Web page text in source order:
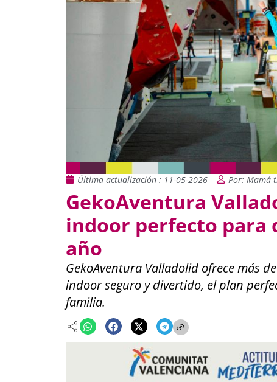
Última actualización : 11-05-2026 Por: Mamá
GekoAventura
indoor perfecto para
año
GekoAventura Valladolid ofrece más
indoor seguro y divertido, el plan
familia.